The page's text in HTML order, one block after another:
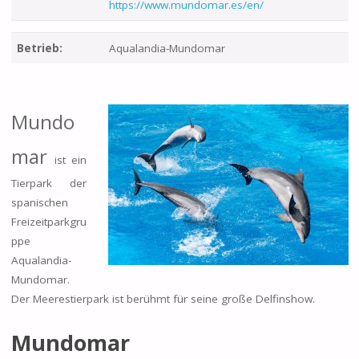
https://www.mundomar.es/en/
Betrieb: Aqualandia-Mundomar
Mundo
mar ist ein
Tierpark der
spanischen
Freizeitparkgru
ppe
Aqualandia-
Mundomar.
Der Meerestierpark ist berühmt für seine große Delfinshow.
Mundomar